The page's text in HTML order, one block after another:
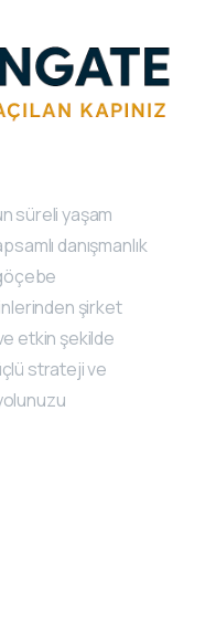
süreli yaşam
danışmanlık
şirket
etkin şekilde
strateji ve